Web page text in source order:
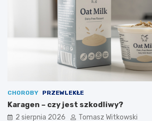
CHOROBY PRZEWLEKŁE
Karagen – czy jest szkodliwy?
2 sierpnia 2026 Tomasz Witkowski